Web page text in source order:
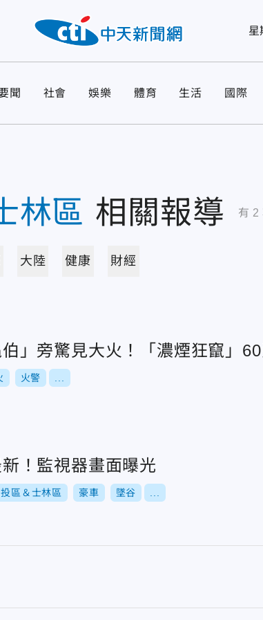
星
聞 社會 娛樂 體育 生活 國際
林區 相關報導 有 2
大陸 健康 財經
」旁驚見大火！「濃煙狂竄」
火警
！監視器畫面曝光
區＆士林區 豪車 墜谷